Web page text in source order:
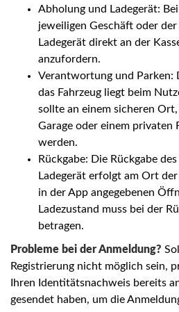
Abholung und Ladegerät:
jeweiligen Geschäft oder
Ladegerät direkt an der
anzufordern.
Verantwortung und Parken:
das Fahrzeug liegt beim
sollte an einem sicheren
Garage oder einem privaten
werden.
Rückgabe: Die Rückgabe
Ladegerät erfolgt am Ort
in der App angegebenen
Ladezustand muss bei der
betragen.
Probleme bei der Anmeldung?
Registrierung nicht möglich sein,
Ihren Identitätsnachweis bereits
gesendet haben, um die